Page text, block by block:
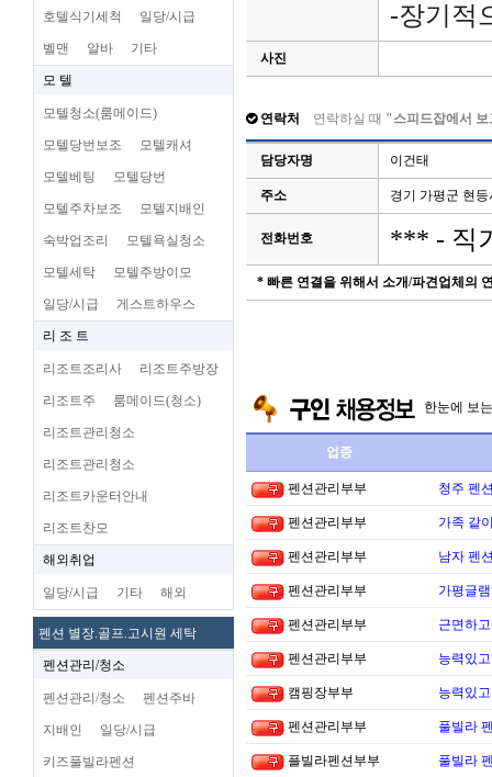
호텔식기세척 일당/시급
벨맨 알바 기타
모 텔
모텔청소(룸메이드)
모텔당번보조 모텔캐셔
모텔베팅 모텔당번
모텔주차보조 모텔지배인
숙박업조리 모텔욕실청소
모텔세탁 모텔주방이모
일당/시급 게스트하우스
리 조 트
리조트조리사 리조트주방장
리조트주 룸메이드(청소)
리조트관리청소
리조트관리청소
리조트카운터안내
리조트찬모
해외취업
일당/시급 기타 해외
펜션 별장.골프.고시원 세탁
펜션관리/청소
펜션관리/청소 펜션주바
지배인 일당/시급
키즈풀빌라펜션
-장기적
사진
연락처 연락하실 때 "스피드잡에서
담당자명 이건태
주소 경기 가평군 현
전화번호 *** - 직
* 빠른 연결을 위해서 소개/파견업체의
한눈에 보
업종
펜션관리부부 청주 펜
펜션관리부부 가족 같
펜션관리부부 남자 펜
펜션관리부부 가평글
펜션관리부부 근면하
펜션관리부부 능력있
캠핑장부부 능력있
펜션관리부부 풀빌라
플빌라펜션부부 풀빌라